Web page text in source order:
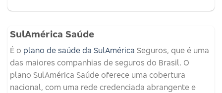
SulAmérica Saúde
É o plano de saúde da SulAmérica Seguros, que é uma
das maiores companhias de seguros do Brasil. O
plano SulAmérica Saúde oferece uma cobertura
nacional, com uma rede credenciada abrangente e